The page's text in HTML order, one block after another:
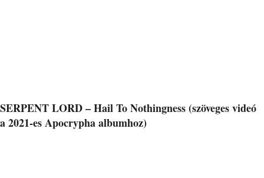
SERPENT LORD – Hail To Nothingness (szöveges videó
a 2021-es Apocrypha albumhoz)